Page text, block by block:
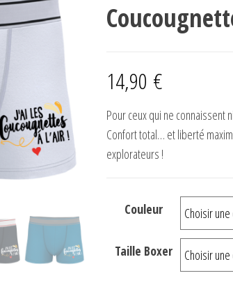
14,90 €
Pour ceux qui ne connaissent
Confort total… et liberté
explorateurs !
Couleur
Taille Boxer